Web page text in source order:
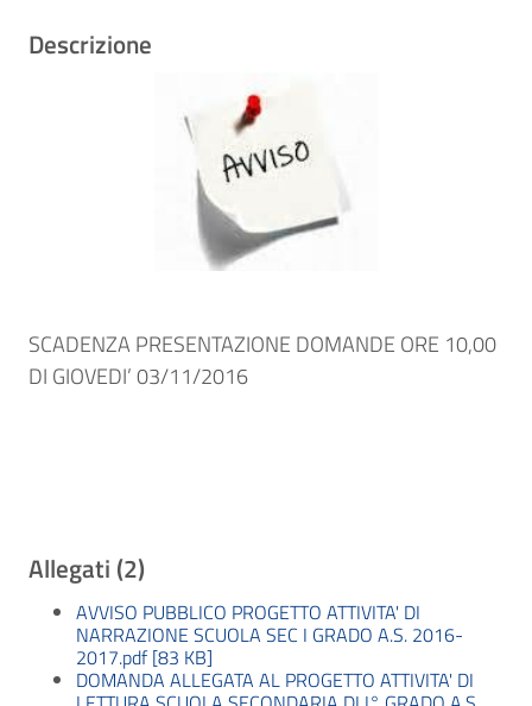
Descrizione
SCADENZA PRESENTAZIONE DOMANDE ORE 10,00
DI GIOVEDI’ 03/11/2016
Allegati (2)
AVVISO PUBBLICO PROGETTO ATTIVITA' DI
NARRAZIONE SCUOLA SEC I GRADO A.S. 2016-
2017.pdf [83 KB]
DOMANDA ALLEGATA AL PROGETTO ATTIVITA' DI